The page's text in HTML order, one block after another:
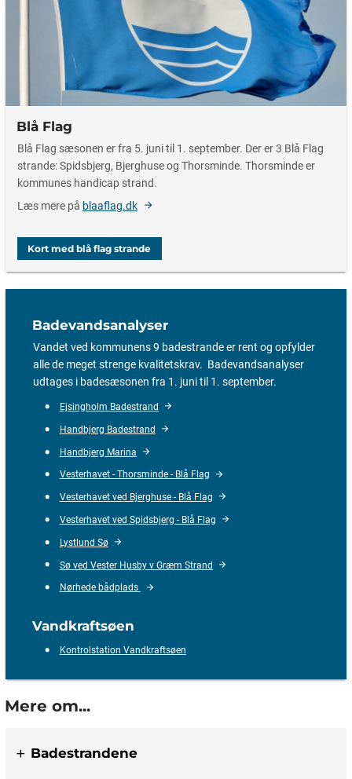
Blå Flag
Blå Flag sæsonen er fra 5. juni til 1. september. Der er 3 Blå Flag
strande: Spidsbjerg, Bjerghuse og Thorsminde. Thorsminde er
kommunes handicap strand.
Læs mere på blaaflag.dk
Kort med blå flag strande
Badevandsanalyser
Vandet ved kommunens 9 badestrande er rent og opfylder
alle de meget strenge kvalitetskrav. Badevandsanalyser
udtages i badesæsonen fra 1. juni til 1. september.
Ejsingholm Badestrand
Handbjerg Badestrand
Handbjerg Marina
Vesterhavet - Thorsminde - Blå Flag
Vesterhavet ved Bjerghuse - Blå Flag
Vesterhavet ved Spidsbjerg - Blå Flag
Lystlund Sø
Sø ved Vester Husby v Græm Strand
Nørhede bådplads
Vandkraftsøen
Kontrolstation Vandkraftsøen
Mere om...
Badestrandene